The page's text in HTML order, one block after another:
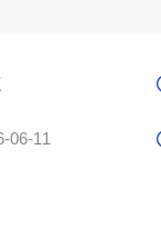
06-11